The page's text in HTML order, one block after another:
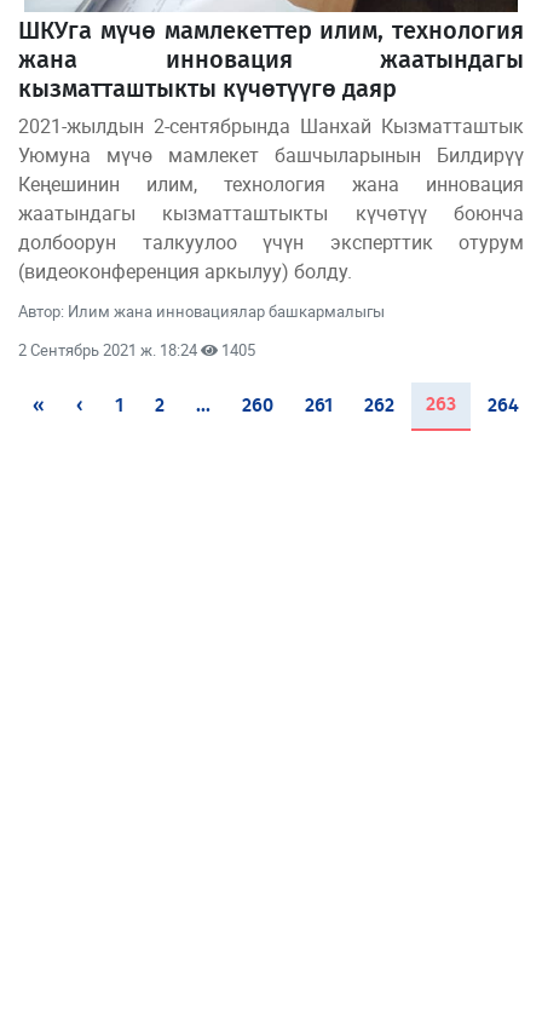
ШКУга мүчө мамлекеттер илим, технология
жана инновация жаатындагы
кызматташтыкты күчөтүүгө даяр
2021-жылдын 2-сентябрында Шанхай Кызматташтык
Уюмуна мүчө мамлекет башчыларынын Билдирүү
Кеңешинин илим, технология жана инновация
жаатындагы кызматташтыкты күчөтүү боюнча
долбоорун талкуулоо үчүн эксперттик отурум
(видеоконференция аркылуу) болду.
Автор: Илим жана инновациялар башкармалыгы
2 Сентябрь 2021 ж. 18:24
1405
« ‹ 1 2 ... 260 261 262 263(current)
264